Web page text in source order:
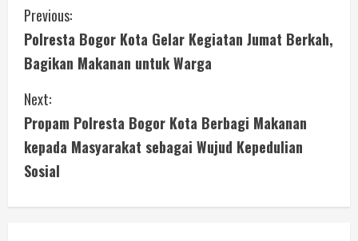
C
o
n
t
i
n
u
Previous:
Polresta Bogor Kota Gelar Kegiatan Jumat Berkah,
Bagikan Makanan untuk Warga
Next:
Propam Polresta Bogor Kota Berbagi Makanan
kepada Masyarakat sebagai Wujud Kepedulian
Sosial